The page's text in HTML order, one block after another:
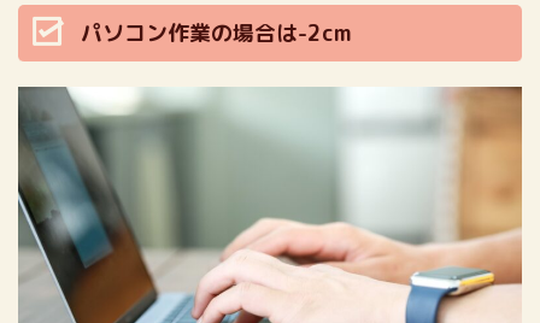
パソコン作業の場合は-2cm